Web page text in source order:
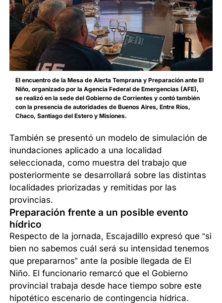
El encuentro de la Mesa de Alerta Temprana y Preparación ante El
Niño, organizado por la Agencia Federal de Emergencias (AFE),
se realizó en la sede del Gobierno de Corrientes y contó también
con la presencia de autoridades de Buenos Aires, Entre Ríos,
Chaco, Santiago del Estero y Misiones.
También se presentó un modelo de simulación de
inundaciones aplicado a una localidad
seleccionada, como muestra del trabajo que
posteriormente se desarrollará sobre las distintas
localidades priorizadas y remitidas por las
provincias.
Preparación frente a un posible evento
hídrico
Respecto de la jornada, Escajadillo expresó que “si
bien no sabemos cuál será su intensidad tenemos
que prepararnos” ante la posible llegada de El
Niño. El funcionario remarcó que el Gobierno
provincial trabaja desde hace tiempo sobre este
hipotético escenario de contingencia hídrica.